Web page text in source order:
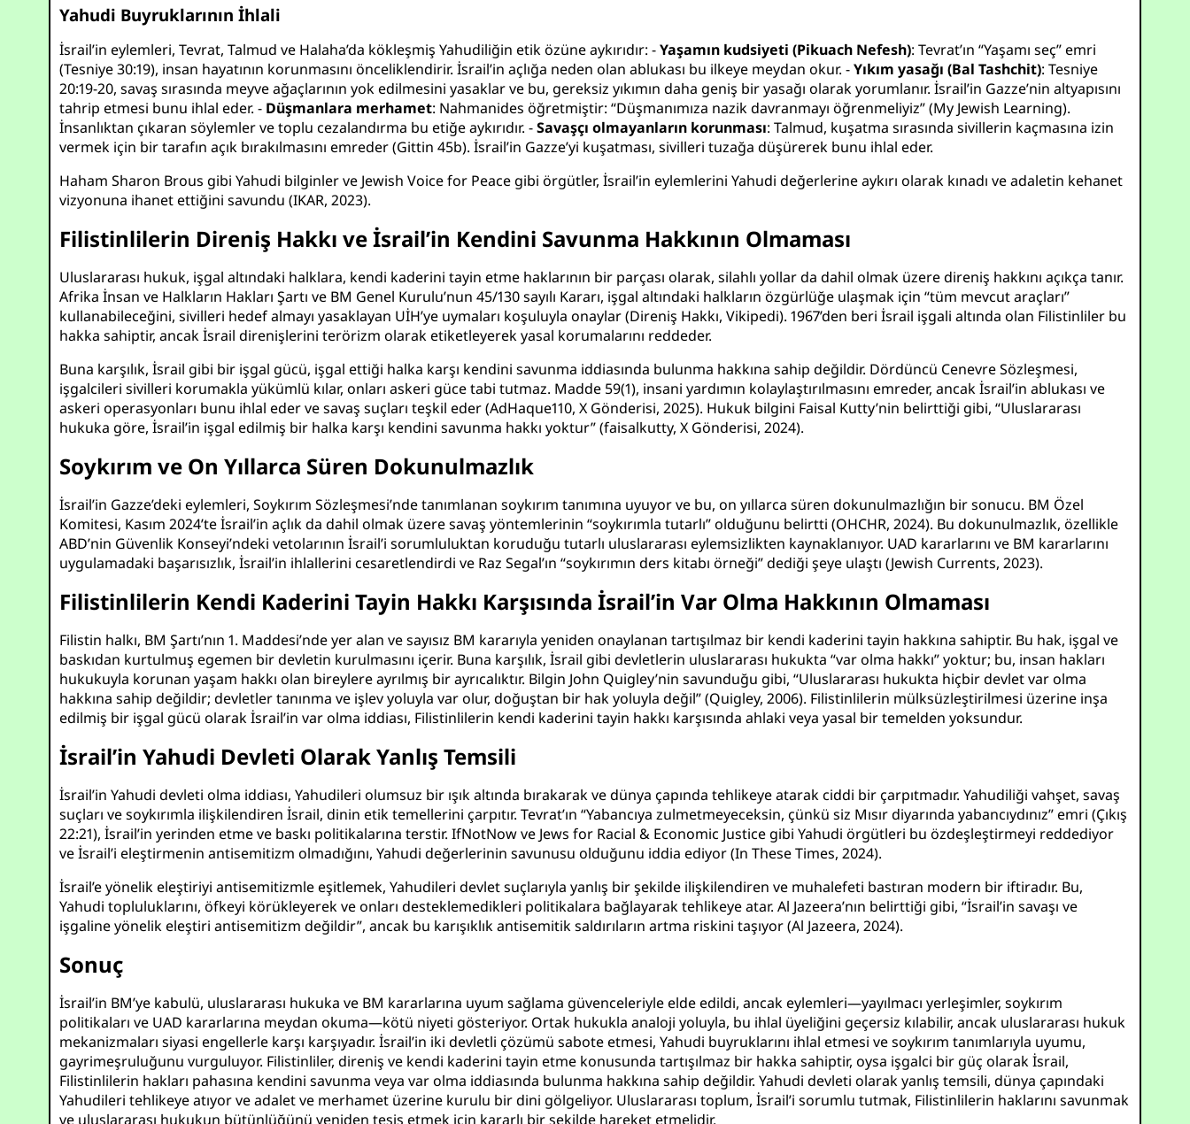
Yahudi Buyruklarının İhlali
İsrail’in eylemleri, Tevrat, Talmud ve Halaha’da kökleşmiş Yahudiliğin etik özüne aykırıdır: -Yaşamın kudsiyeti (Pikuach Nefesh): Tevrat’ın “Yaşamı seç” emri
(Tesniye 30:19), insan hayatının korunmasını önceliklendirir. İsrail’in açlığa neden olan ablukası bu ilkeye meydan okur. -Yıkım yasağı (Bal Tashchit): Tesniye
20:19-20, savaş sırasında meyve ağaçlarının yok edilmesini yasaklar ve bu, gereksiz yıkımın daha geniş bir yasağı olarak yorumlanır. İsrail’in Gazze’nin altyapısını
tahrip etmesi bunu ihlal eder. - Düşmanlara merhamet: Nahmanides öğretmiştir: “Düşmanımıza nazik davranmayı öğrenmeliyiz” (My Jewish Learning).
İnsanlıktan çıkaran söylemler ve toplu cezalandırma bu etiğe aykırıdır. -Savaşçı olmayanların korunması: Talmud, kuşatma sırasında sivillerin kaçmasına izin
vermek için bir tarafın açık bırakılmasını emreder (Gittin 45b). İsrail’in Gazze’yi kuşatması, sivilleri tuzağa düşürerek bunu ihlal eder.
Haham Sharon Brous gibi Yahudi bilginler ve Jewish Voice for Peace gibi örgütler, İsrail’in eylemlerini Yahudi değerlerine aykırı olarak kınadı ve adaletin kehanet
vizyonuna ihanet ettiğini savundu (IKAR, 2023).
Filistinlilerin Direniş Hakkı ve İsrail’in Kendini Savunma Hakkının Olmaması
Uluslararası hukuk, işgal altındaki halklara, kendi kaderini tayin etme haklarının bir parçası olarak, silahlı yollar da dahil olmak üzere direniş hakkını açıkça tanır.
Afrika İnsan ve Halkların Hakları Şartı ve BM Genel Kurulu’nun 45/130 sayılı Kararı, işgal altındaki halkların özgürlüğe ulaşmak için “tüm mevcut araçları”
kullanabileceğini, sivilleri hedef almayı yasaklayan UİH’ye uymaları koşuluyla onaylar (Direniş Hakkı, Vikipedi). 1967’den beri İsrail işgali altında olan Filistinliler bu
hakka sahiptir, ancak İsrail direnişlerini terörizm olarak etiketleyerek yasal korumalarını reddeder.
Buna karşılık, İsrail gibi bir işgal gücü, işgal ettiği halka karşı kendini savunma iddiasında bulunma hakkına sahip değildir. Dördüncü Cenevre Sözleşmesi,
işgalcileri sivilleri korumakla yükümlü kılar, onları askeri güce tabi tutmaz. Madde 59(1), insani yardımın kolaylaştırılmasını emreder, ancak İsrail’in ablukası ve
askeri operasyonları bunu ihlal eder ve savaş suçları teşkil eder (AdHaque110, X Gönderisi, 2025). Hukuk bilgini Faisal Kutty’nin belirttiği gibi, “Uluslararası
hukuka göre, İsrail’in işgal edilmiş bir halka karşı kendini savunma hakkı yoktur” (faisalkutty, X Gönderisi, 2024).
Soykırım ve On Yıllarca Süren Dokunulmazlık
İsrail’in Gazze’deki eylemleri, Soykırım Sözleşmesi’nde tanımlanan soykırım tanımına uyuyor ve bu, on yıllarca süren dokunulmazlığın bir sonucu. BM Özel
Komitesi, Kasım 2024’te İsrail’in açlık da dahil olmak üzere savaş yöntemlerinin “soykırımla tutarlı” olduğunu belirtti (OHCHR, 2024). Bu dokunulmazlık, özellikle
ABD’nin Güvenlik Konseyi’ndeki vetolarının İsrail’i sorumluluktan koruduğu tutarlı uluslararası eylemsizlikten kaynaklanıyor. UAD kararlarını ve BM kararlarını
uygulamadaki başarısızlık, İsrail’in ihlallerini cesaretlendirdi ve Raz Segal’ın “soykırımın ders kitabı örneği” dediği şeye ulaştı (Jewish Currents, 2023).
Filistinlilerin Kendi Kaderini Tayin Hakkı Karşısında İsrail’in Var Olma Hakkının Olmaması
Filistin halkı, BM Şartı’nın 1. Maddesi’nde yer alan ve sayısız BM kararıyla yeniden onaylanan tartışılmaz bir kendi kaderini tayin hakkına sahiptir. Bu hak, işgal ve
baskıdan kurtulmuş egemen bir devletin kurulmasını içerir. Buna karşılık, İsrail gibi devletlerin uluslararası hukukta “var olma hakkı” yoktur; bu, insan hakları
hukukuyla korunan yaşam hakkı olan bireylere ayrılmış bir ayrıcalıktır. Bilgin John Quigley’nin savunduğu gibi, “Uluslararası hukukta hiçbir devlet var olma
hakkına sahip değildir; devletler tanınma ve işlev yoluyla var olur, doğuştan bir hak yoluyla değil” (Quigley, 2006). Filistinlilerin mülksüzleştirilmesi üzerine inşa
edilmiş bir işgal gücü olarak İsrail’in var olma iddiası, Filistinlilerin kendi kaderini tayin hakkı karşısında ahlaki veya yasal bir temelden yoksundur.
İsrail’in Yahudi Devleti Olarak Yanlış Temsili
İsrail’in Yahudi devleti olma iddiası, Yahudileri olumsuz bir ışık altında bırakarak ve dünya çapında tehlikeye atarak ciddi bir çarpıtmadır. Yahudiliği vahşet, savaş
suçları ve soykırımla ilişkilendiren İsrail, dinin etik temellerini çarpıtır. Tevrat’ın “Yabancıya zulmetmeyeceksin, çünkü siz Mısır diyarında yabancıydınız” emri (Çıkış
22:21), İsrail’in yerinden etme ve baskı politikalarına terstir. IfNotNow ve Jews for Racial & Economic Justice gibi Yahudi örgütleri bu özdeşleştirmeyi reddediyor
ve İsrail’i eleştirmenin antisemitizm olmadığını, Yahudi değerlerinin savunusu olduğunu iddia ediyor (In These Times, 2024).
İsrail’e yönelik eleştiriyi antisemitizmle eşitlemek, Yahudileri devlet suçlarıyla yanlış bir şekilde ilişkilendiren ve muhalefeti bastıran modern bir iftiradır. Bu,
Yahudi topluluklarını, öfkeyi körükleyerek ve onları desteklemedikleri politikalara bağlayarak tehlikeye atar. Al Jazeera’nın belirttiği gibi, “İsrail’in savaşı ve
işgaline yönelik eleştiri antisemitizm değildir”, ancak bu karışıklık antisemitik saldırıların artma riskini taşıyor (Al Jazeera, 2024).
Sonuç
İsrail’in BM’ye kabulü, uluslararası hukuka ve BM kararlarına uyum sağlama güvenceleriyle elde edildi, ancak eylemleri—yayılmacı yerleşimler, soykırım
politikaları ve UAD kararlarına meydan okuma—kötü niyeti gösteriyor. Ortak hukukla analoji yoluyla, bu ihlal üyeliğini geçersiz kılabilir, ancak uluslararası hukuk
mekanizmaları siyasi engellerle karşı karşıyadır. İsrail’in iki devletli çözümü sabote etmesi, Yahudi buyruklarını ihlal etmesi ve soykırım tanımlarıyla uyumu,
gayrimeşruluğunu vurguluyor. Filistinliler, direniş ve kendi kaderini tayin etme konusunda tartışılmaz bir hakka sahiptir, oysa işgalci bir güç olarak İsrail,
Filistinlilerin hakları pahasına kendini savunma veya var olma iddiasında bulunma hakkına sahip değildir. Yahudi devleti olarak yanlış temsili, dünya çapındaki
Yahudileri tehlikeye atıyor ve adalet ve merhamet üzerine kurulu bir dini gölgeliyor. Uluslararası toplum, İsrail’i sorumlu tutmak, Filistinlilerin haklarını savunmak
ve uluslararası hukukun bütünlüğünü yeniden tesis etmek için kararlı bir şekilde hareket etmelidir.